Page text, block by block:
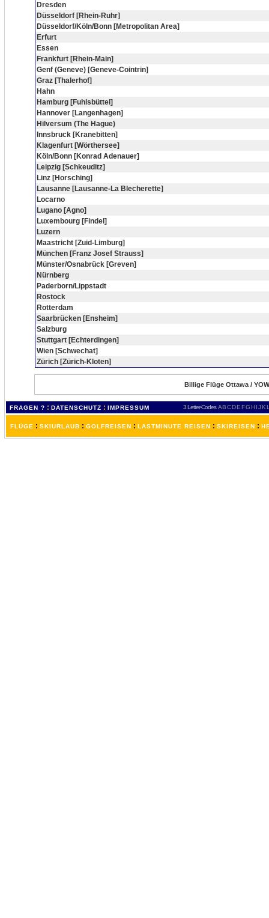
Dresden
Düsseldorf [Rhein-Ruhr]
Düsseldorf/Köln/Bonn [Metropolitan Area]
Erfurt
Essen
Frankfurt [Rhein-Main]
Genf (Geneve) [Geneve-Cointrin]
Graz [Thalerhof]
Hahn
Hamburg [Fuhlsbüttel]
Hannover [Langenhagen]
Hilversum (The Hague)
Innsbruck [Kranebitten]
Klagenfurt [Wörthersee]
Köln/Bonn [Konrad Adenauer]
Leipzig [Schkeuditz]
Linz [Horsching]
Lausanne [Lausanne-La Blecherette]
Locarno
Lugano [Agno]
Luxembourg [Findel]
Luzern
Maastricht [Zuid-Limburg]
München [Franz Josef Strauss]
Münster/Osnabrück [Greven]
Nürnberg
Paderborn/Lippstadt
Rostock
Rotterdam
Saarbrücken [Ensheim]
Salzburg
Stuttgart [Echterdingen]
Wien [Schwechat]
Zürich [Zürich-Kloten]
Billige Flüge Ottawa /
FRAGEN ? : DATENSCHUTZ : IMPRESSUM 3 Letter-Codes ABCDEFGH IJKL
FLÜGE : SKIURLAUB : GOLFREISEN : LASTMINUTE REISEN : SKIREISEN :